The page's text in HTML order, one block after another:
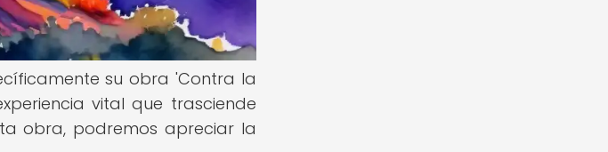
su obra 'Contra la
vital que trasciende
obra, podremos apreciar la